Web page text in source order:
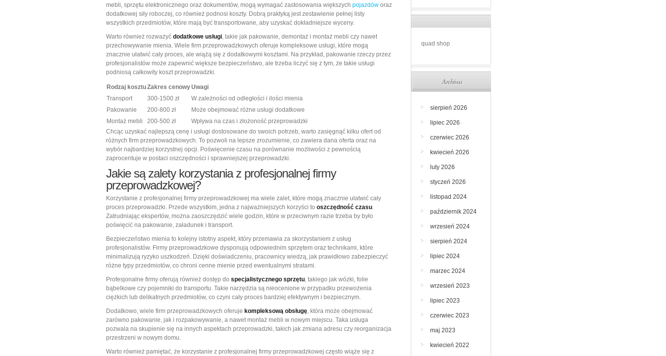
mebli, sprzętu elektronicznego oraz dokumentów, mogą wymagać zastosowania większych pojazdów oraz
dodatkowej siły roboczej, co również podnosi koszty. Dobrą praktyką jest zestawienie pełnej listy
wszystkich przedmiotów, które mają być transportowane, aby uzyskać dokładniejsze wyceny.
Warto również rozważyć dodatkowe usługi, takie jak pakowanie, demontaż i montaż mebli czy nawet
przechowywanie mienia. Wiele firm przeprowadzkowych oferuje kompleksowe usługi, które mogą
znacznie ułatwić cały proces, ale wiążą się z dodatkowymi kosztami. Na przykład, pakowanie rzeczy przez
profesjonalistów może zapewnić większe bezpieczeństwo, ale trzeba liczyć się z tym, że takie usługi
podniosą całkowity koszt przeprowadzki.
Rodzaj kosztuZakres cenowyUwagi
Transport
300-1500 zł
W zależności od odległości i ilości mienia
Pakowanie
200-800 zł
Może obejmować różne usługi dodatkowe
Montaż mebli
200-500 zł
Wpływa na czas i złożoność przeprowadzki
Chcąc uzyskać najlepszą cenę i usługi dostosowane do swoich potrzeb, warto zasięgnąć kilku ofert od
różnych firm przeprowadzkowych. To pozwoli na lepsze zrozumienie, co zawiera dana oferta oraz na
wybór najbardziej korzystnej opcji. Poświęcenie czasu na porównanie możliwości z pewnością
zaprocentuje w postaci oszczędności i sprawniejszej przeprowadzki.
Jakie są zalety korzystania z profesjonalnej firmy
przeprowadzkowej?
Korzystanie z profesjonalnej firmy przeprowadzkowej ma wiele zalet, które mogą znacznie ułatwić cały
proces przeprowadzki. Przede wszystkim, jedna z najważniejszych korzyści to oszczędność czasu.
Zatrudniając ekspertów, można zaoszczędzić wiele godzin, które w przeciwnym razie trzeba by było
poświęcić na pakowanie, załadunek i transport.
Bezpieczeństwo mienia to kolejny istotny aspekt, który przemawia za skorzystaniem z usług
profesjonalistów. Firmy przeprowadzkowe dysponują odpowiednim sprzętem oraz technikami, które
minimalizują ryzyko uszkodzeń. Dzięki doświadczeniu, pracownicy wiedzą, jak prawidłowo zabezpieczyć
różne typy przedmiotów, co chroni cenne mienie przed ewentualnymi stratami.
Profesjonalne firmy oferują również dostęp do specjalistycznego sprzętu, takiego jak wózki, folie
bąbelkowe czy pojemniki do transportu. Takie narzędzia są nieocenione w przypadku przewożenia
ciężkich lub delikatnych przedmiotów, co czyni cały proces bardziej efektywnym i bezpiecznym.
Dodatkowo, wiele firm przeprowadzkowych oferuje kompleksową obsługę, która może obejmować
zarówno pakowanie, jak i rozpakowywanie, a nawet montaż mebli w nowym miejscu. Taka usługa
pozwala na skupienie się na innych aspektach przeprowadzki, takich jak zmiana adresu czy reorganizacja
przestrzeni w nowym domu.
Warto również pamiętać, że korzystanie z profesjonalnej firmy przeprowadzkowej często wiąże się z
quad shop
Archiwa
sierpień 2026
lipiec 2026
czerwiec 2026
kwiecień 2026
luty 2026
styczeń 2026
listopad 2024
październik 2024
wrzesień 2024
sierpień 2024
lipiec 2024
marzec 2024
wrzesień 2023
lipiec 2023
czerwiec 2023
maj 2023
kwiecień 2022